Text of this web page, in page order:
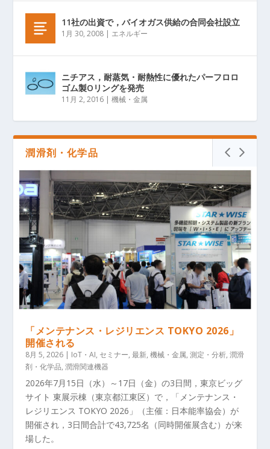
11社の出資で，バイオガス供給の合同会社設立
1月 30, 2008 | エネルギー
ニチアス，耐蒸気・耐熱性に優れたパーフロロ
ゴム製Oリングを発売
11月 2, 2016 |機械・金属
潤滑剤・化学品
「メンテナンス・レジリエンス TOKYO 2026」
開催される
8月 5, 2026 | IoT・AI, セミナー,最新,機械・金属,測定・分析,潤滑
剤・化学品,潤滑関連機器
2026年7月15日（水）～17日（金）の3日間，東京ビッグ
サイト 東展示棟（東京都江東区）で，「メンテナンス・
レジリエンス TOKYO 2026」（主催：日本能率協会）が
開催され，3日間合計で43,725名（同時開催展含む）が来
場した。